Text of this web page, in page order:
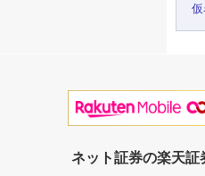
ネット証券の楽天証